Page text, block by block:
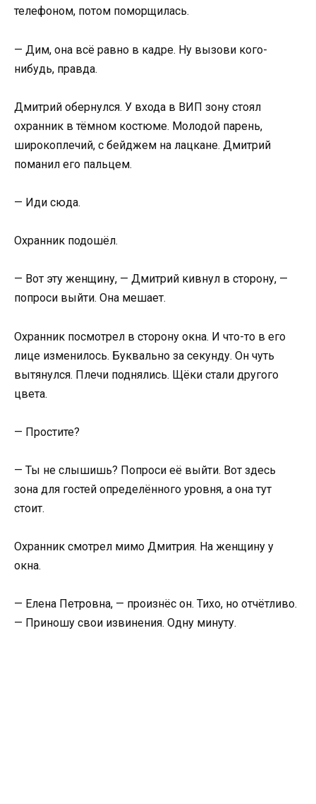
телефоном, потом поморщилась.
— Дим, она всё равно в кадре. Ну вызови кого-
нибудь, правда.
Дмитрий обернулся. У входа в ВИП зону стоял
охранник в тёмном костюме. Молодой парень,
широкоплечий, с бейджем на лацкане. Дмитрий
поманил его пальцем.
— Иди сюда.
Охранник подошёл.
— Вот эту женщину, — Дмитрий кивнул в сторону, —
попроси выйти. Она мешает.
Охранник посмотрел в сторону окна. И что-то в его
лице изменилось. Буквально за секунду. Он чуть
вытянулся. Плечи поднялись. Щёки стали другого
цвета.
— Простите?
— Ты не слышишь? Попроси её выйти. Вот здесь
зона для гостей определённого уровня, а она тут
стоит.
Охранник смотрел мимо Дмитрия. На женщину у
окна.
— Елена Петровна, — произнёс он. Тихо, но отчётливо.
— Приношу свои извинения. Одну минуту.